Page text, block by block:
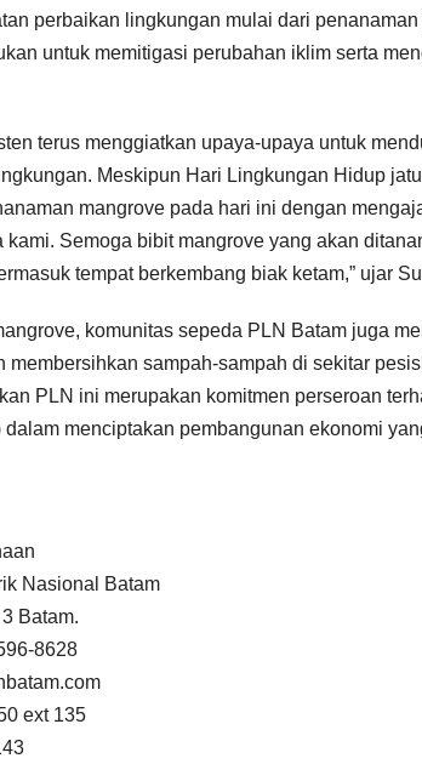
perbaikan lingkungan mulai dari
untuk memitigasi perubahan iklim serta
terus menggiatkan upaya-upaya untuk
Meskipun Hari Lingkungan Hidup
mangrove pada hari ini dengan
kami. Semoga bibit mangrove yang akan
tempat berkembang biak ketam,” ujar
komunitas sepeda PLN Batam juga
membersihkan sampah-sampah di sekitar
PLN ini merupakan komitmen perseroan
dalam menciptakan pembangunan ekonomi
Nasional Batam
Batam.
8628
ext 135